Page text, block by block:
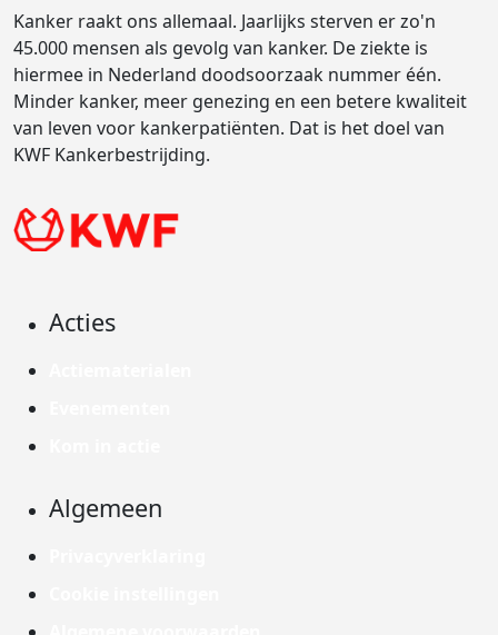
Kanker raakt ons allemaal. Jaarlijks sterven er zo'n
45.000 mensen als gevolg van kanker. De ziekte is
hiermee in Nederland doodsoorzaak nummer één.
Minder kanker, meer genezing en een betere kwaliteit
van leven voor kankerpatiënten. Dat is het doel van
KWF Kankerbestrijding.
Acties
Algemeen